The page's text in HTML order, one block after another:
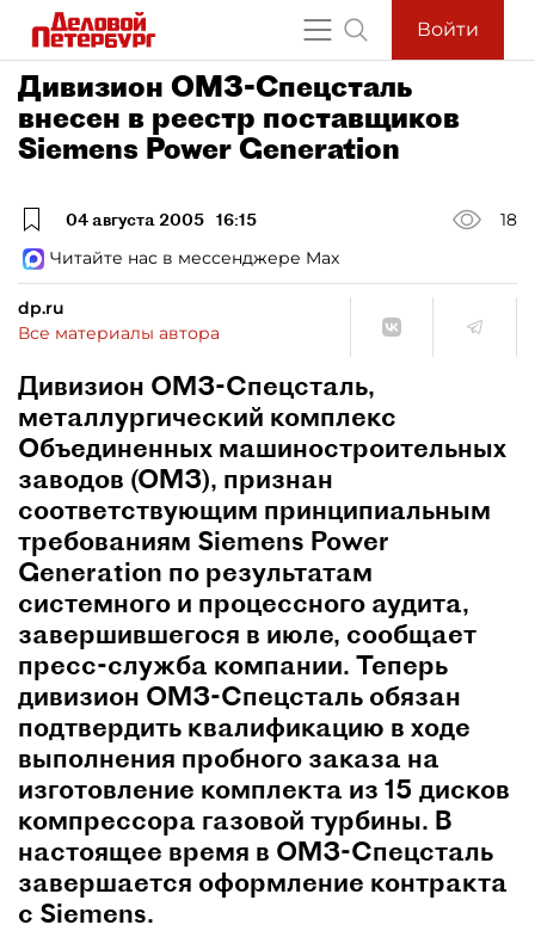
Войти
Дивизион ОМЗ-Спецсталь
внесен в реестр поставщиков
Siemens Power Generation
04 августа 2005 16:15
18
Читайте нас в мессенджере Max
dp.ru
Все материалы автора
Дивизион ОМЗ-Спецсталь,
металлургический комплекс
Объединенных машиностроительных
заводов (ОМЗ), признан
соответствующим принципиальным
требованиям Siemens Power
Generation по результатам
системного и процессного аудита,
завершившегося в июле, сообщает
пресс-служба компании. Теперь
дивизион ОМЗ-Спецсталь обязан
подтвердить квалификацию в ходе
выполнения пробного заказа на
изготовление комплекта из 15 дисков
компрессора газовой турбины. В
настоящее время в ОМЗ-Спецсталь
завершается оформление контракта
с Siemens.